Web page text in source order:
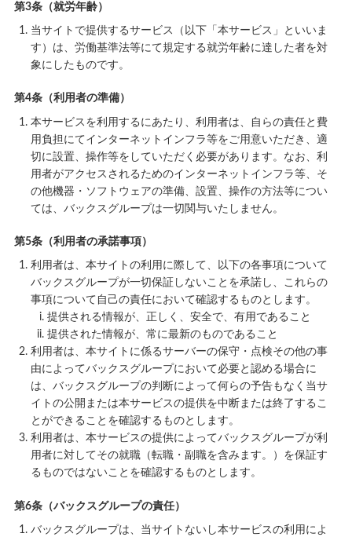
第3条（就労年齢）
当サイトで提供するサービス（以下「本サービス」といいま
す）は、労働基準法等にて規定する就労年齢に達した者を対
象にしたものです。
第4条（利用者の準備）
本サービスを利用するにあたり、利用者は、自らの責任と費
用負担にてインターネットインフラ等をご用意いただき、適
切に設置、操作等をしていただく必要があります。なお、利
用者がアクセスされるためのインターネットインフラ等、そ
の他機器・ソフトウェアの準備、設置、操作の方法等につい
ては、バックスグループは一切関与いたしません。
第5条（利用者の承諾事項）
利用者は、本サイトの利用に際して、以下の各事項について
バックスグループが一切保証しないことを承諾し、これらの
事項について自己の責任において確認するものとします。
提供される情報が、正しく、安全で、有用であること
提供された情報が、常に最新のものであること
利用者は、本サイトに係るサーバーの保守・点検その他の事
由によってバックスグループにおいて必要と認める場合に
は、バックスグループの判断によって何らの予告もなく当サ
イトの公開または本サービスの提供を中断または終了するこ
とができることを確認するものとします。
利用者は、本サービスの提供によってバックスグループが利
用者に対してその就職（転職・副職を含みます。）を保証す
るものではないことを確認するものとします。
第6条（バックスグループの責任）
バックスグループは、当サイトないし本サービスの利用によ